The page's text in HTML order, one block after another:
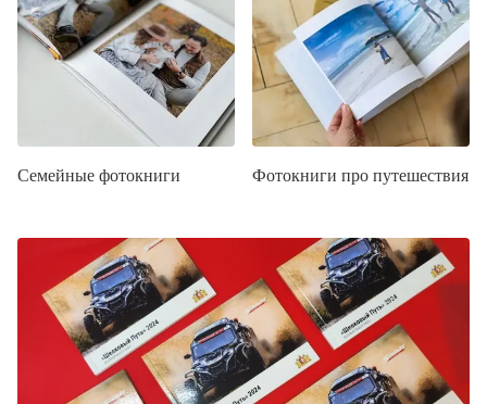
Семейные фотокниги Фотокниги про путешествия